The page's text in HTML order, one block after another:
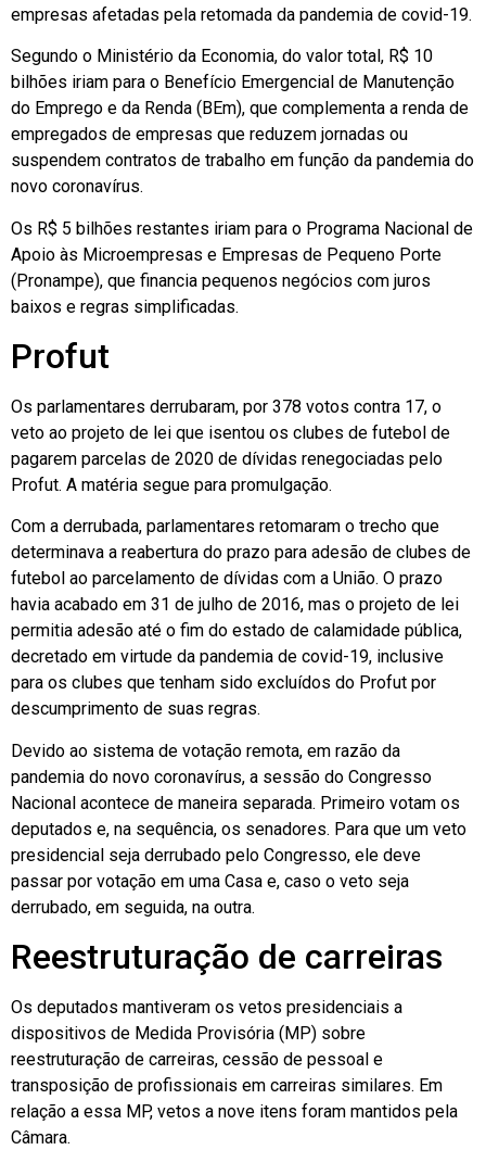
empresas afetadas pela retomada da pandemia de covid-19.
Segundo o Ministério da Economia, do valor total, R$ 10
bilhões iriam para o Benefício Emergencial de Manutenção
do Emprego e da Renda (BEm), que complementa a renda de
empregados de empresas que reduzem jornadas ou
suspendem contratos de trabalho em função da pandemia do
novo coronavírus.
Os R$ 5 bilhões restantes iriam para o Programa Nacional de
Apoio às Microempresas e Empresas de Pequeno Porte
(Pronampe), que financia pequenos negócios com juros
baixos e regras simplificadas.
Profut
Os parlamentares derrubaram, por 378 votos contra 17, o
veto ao projeto de lei que isentou os clubes de futebol de
pagarem parcelas de 2020 de dívidas renegociadas pelo
Profut. A matéria segue para promulgação.
Com a derrubada, parlamentares retomaram o trecho que
determinava a reabertura do prazo para adesão de clubes de
futebol ao parcelamento de dívidas com a União. O prazo
havia acabado em 31 de julho de 2016, mas o projeto de lei
permitia adesão até o fim do estado de calamidade pública,
decretado em virtude da pandemia de covid-19, inclusive
para os clubes que tenham sido excluídos do Profut por
descumprimento de suas regras.
Devido ao sistema de votação remota, em razão da
pandemia do novo coronavírus, a sessão do Congresso
Nacional acontece de maneira separada. Primeiro votam os
deputados e, na sequência, os senadores. Para que um veto
presidencial seja derrubado pelo Congresso, ele deve
passar por votação em uma Casa e, caso o veto seja
derrubado, em seguida, na outra.
Reestruturação de carreiras
Os deputados mantiveram os vetos presidenciais a
dispositivos de Medida Provisória (MP) sobre
reestruturação de carreiras, cessão de pessoal e
transposição de profissionais em carreiras similares. Em
relação a essa MP, vetos a nove itens foram mantidos pela
Câmara.